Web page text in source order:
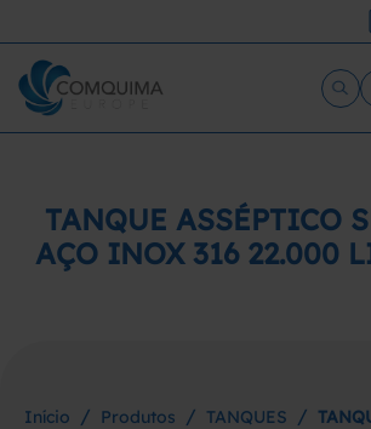
TANQUE ASSÉPTICO
AÇO INOX 316 22.000
Início / Produtos / TANQUES /